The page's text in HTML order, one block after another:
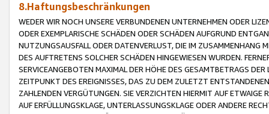
8.Haftungsbeschränkungen
WEDER WIR NOCH UNSERE VERBUNDENEN UNTERNEHMEN ODER
ODER EXEMPLARISCHE SCHÄDEN ODER SCHÄDEN AUFGRUND
NUTZUNGSAUSFALL ODER DATENVERLUST, DIE IM ZUSAMMENHANG
DES AUFTRETENS SOLCHER SCHÄDEN HINGEWIESEN WURDEN.
SERVICEANGEBOTEN MAXIMAL DER HÖHE DES GESAMTBETRAGS
ZEITPUNKT DES EREIGNISSES, DAS ZU DEM ZULETZT
ZAHLENDEN VERGÜTUNGEN. SIE VERZICHTEN HIERMIT AUF
AUF ERFÜLLUNGSKLAGE, UNTERLASSUNGSKLAGE ODER ANDERE